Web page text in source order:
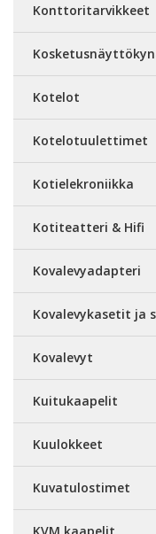
Konttoritarvikkeet
Kotelot
Kotelotuulettimet
Kotielekroniikka
Kotiteatteri & Hifi
Kovalevyadapteri
Kovalevykasetit ja
Kovalevyt
Kuitukaapelit
Kuulokkeet
Kuvatulostimet